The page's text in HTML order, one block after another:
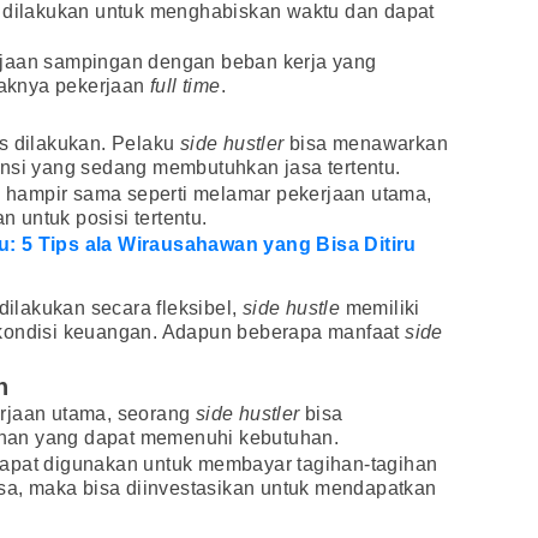
untuk menghabiskan waktu dan dapat
sampingan dengan beban kerja yang
pekerjaan full time.
dilakukan. Pelaku side hustlerbisa menawarkan
yang sedang membutuhkan jasa tertentu.
hampir sama seperti melamar pekerjaan utama,
untuk posisi tertentu.
5 Tips ala Wirausahawan yang Bisa Ditiru
secara fleksibel, side hustle memiliki
keuangan. Adapun beberapa manfaatside
utama, seorang side hustlerbisa
yang dapat memenuhi kebutuhan.
digunakan untuk membayar tagihan-tagihan
maka bisa diinvestasikan untuk mendapatkan